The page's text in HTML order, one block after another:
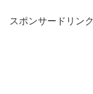
スポンサードリンク